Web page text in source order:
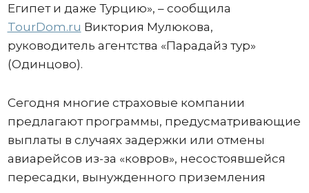
Египет и даже Турцию», – сообщила
TourDom.ru Виктория Мулюкова,
руководитель агентства «Парадайз тур»
(Одинцово).
Сегодня многие страховые компании
предлагают программы, предусматривающие
выплаты в случаях задержки или отмены
авиарейсов из-за «ковров», несостоявшейся
пересадки, вынужденного приземления